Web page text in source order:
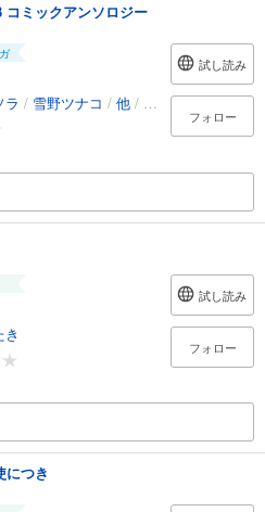
コミックアンソロジー
ラ / 雪野ツナコ / 他 / 株式会社カプコン
試し読み
フォロー
試し読み
フォロー
につき